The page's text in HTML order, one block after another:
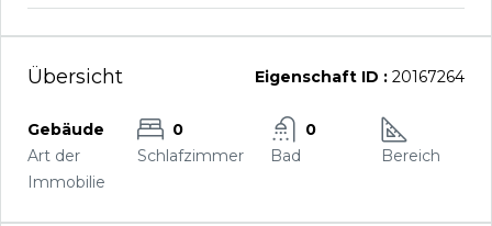
Übersicht Eigenschaft ID : 20167264
Gebäude
Art der
Immobilie
0
Schlafzimmer
0
Bad
Bereich